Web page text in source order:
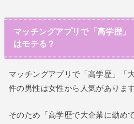
マッチングアプリで「高学歴」
はモテる？
マッチングアプリで「高学歴」「
件の男性は女性から人気があります
そのため「高学歴で大企業に勤め